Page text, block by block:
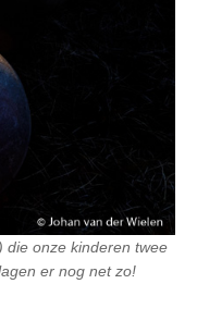
die onze kinderen twee
er nog net zo!